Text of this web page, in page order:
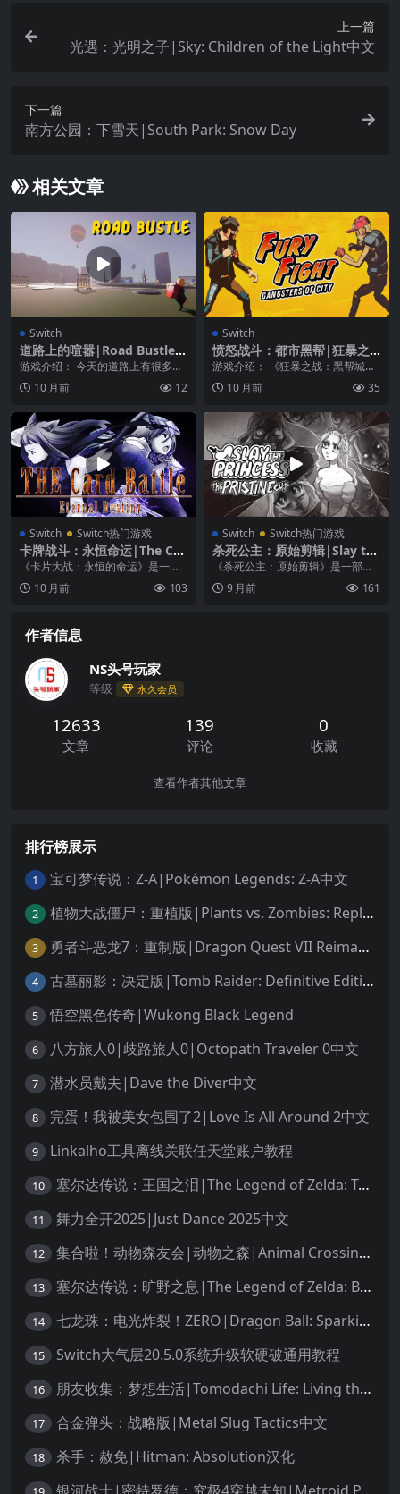
上一篇
光遇：光明之子|Sky: Children of the Light中文
下一篇
南方公园：下雪天|South Park: Snow Day
相关文章
Switch
道路上的喧嚣|Road Bustle中
文
游戏介绍： 今天的道路上有很多车
流。 -尝试交付包裹，尽管您不太可
能成功。 – ...
10 月前 12
Switch
愤怒战斗：都市黑帮|狂暴之
战：黑帮城市|Fury Fight: G
angsters of City中文
游戏介绍： 《狂暴之战：黑帮城
市》暴力犯罪领主占领了这座城
市。在一款出色的格斗动...
10 月前 35
Switch Switch热门游戏
卡牌战斗：永恒命运|The Car
d Battle: Eternal Destiny中
文
《卡片大战：永恒的命运》是一款
史诗般的卡牌游戏，其灵感来自于
神话和传说，有 60...
10 月前 103
Switch Switch热门游戏
杀死公主：原始剪辑|Slay th
e Princess: The Pristine Cut
中文
《杀死公主：原始剪辑》是一部完
全配音的恐怖悲喜剧，由乔纳森·西
姆斯 (Jonat...
9 月前 161
作者信息
NS头号玩家
等级 永久会员
12633
文章
139
评论
0
收藏
查看作者其他文章
排行榜展示
1 宝可梦传说：Z-A|Pokémon Legends: Z-A中文
2 植物大战僵尸：重植版|Plants vs. Zombies: Replanted中文
3 勇者斗恶龙7：重制版|Dragon Quest VII Reimagined中文
4 古墓丽影：决定版|Tomb Raider: Definitive Edition中文
5 悟空黑色传奇|Wukong Black Legend
6 八方旅人0|歧路旅人0|Octopath Traveler 0中文
7 潜水员戴夫|Dave the Diver中文
8 完蛋！我被美女包围了2|Love Is All Around 2中文
9 Linkalho工具离线关联任天堂账户教程
10 塞尔达传说：王国之泪|The Legend of Zelda: Tears of the Kingdom中文
11 舞力全开2025|Just Dance 2025中文
12 集合啦！动物森友会|动物之森|Animal Crossing: New Horizons中文
13 塞尔达传说：旷野之息|The Legend of Zelda: Breath of the Wild中文
14 七龙珠：电光炸裂！ZERO|Dragon Ball: Sparking! Zero中文
15 Switch大气层20.5.0系统升级软硬破通用教程
16 朋友收集：梦想生活|Tomodachi Life: Living the Dream中文
17 合金弹头：战略版|Metal Slug Tactics中文
18 杀手：赦免|Hitman: Absolution汉化